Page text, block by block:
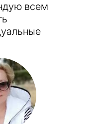
всем